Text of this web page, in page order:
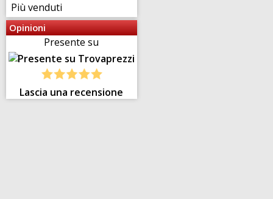
Più venduti
Opinioni
Presente su
Lascia una recensione